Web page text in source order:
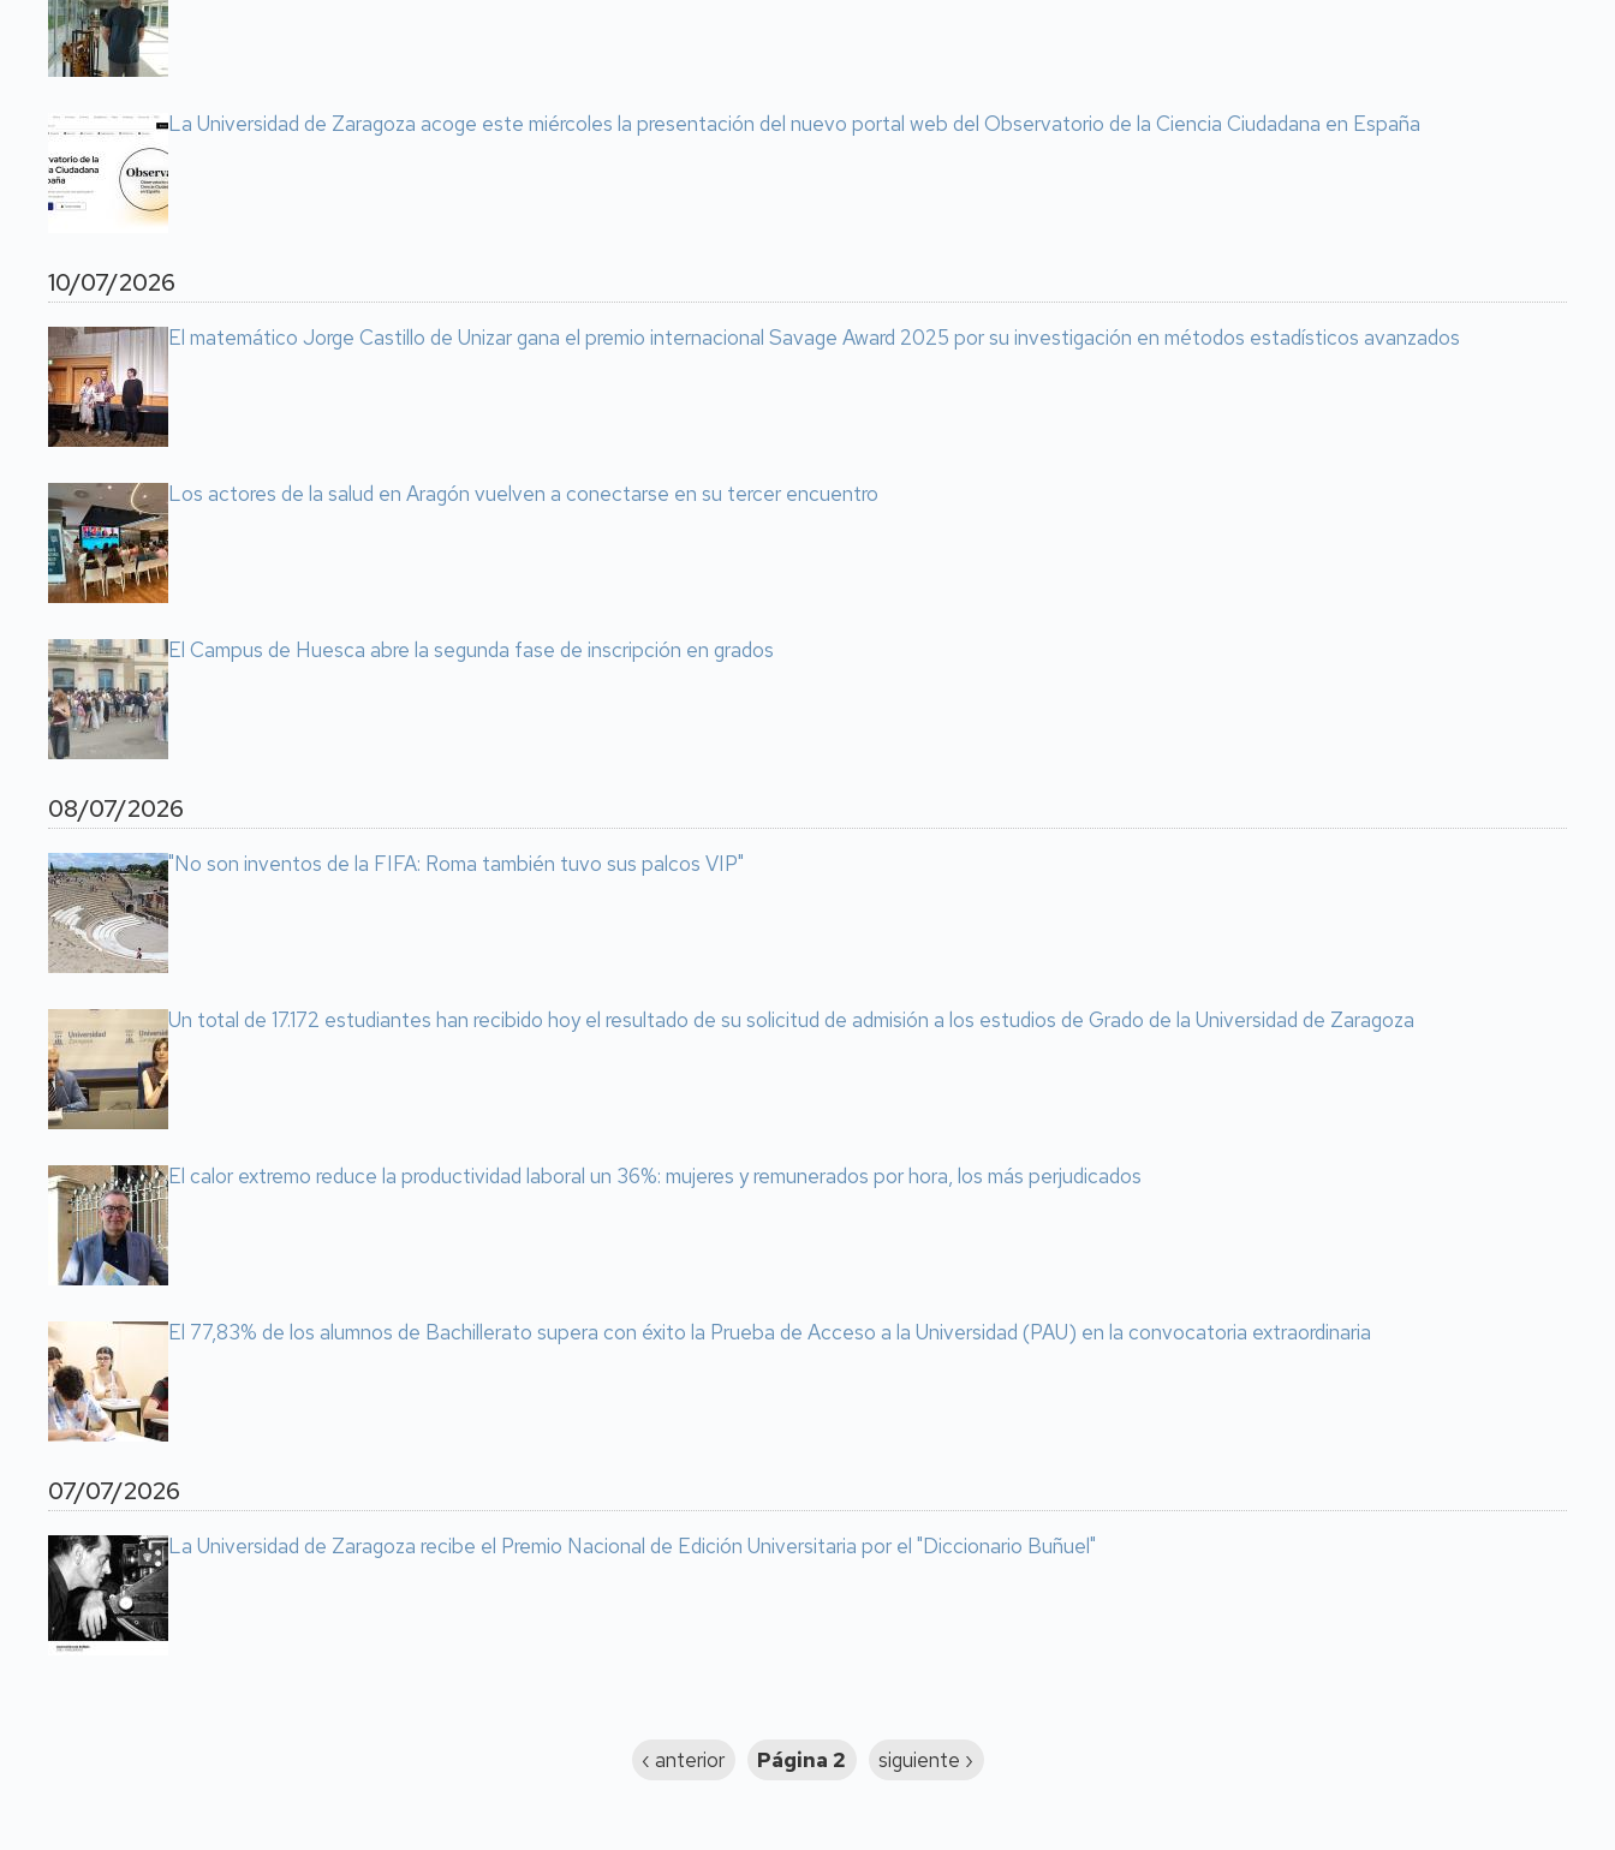
La Universidad de Zaragoza acoge este miércoles la presentación del nuevo portal web del Observatorio de la Ciencia Ciudadana en España
10/07/2026
El matemático Jorge Castillo de Unizar gana el premio internacional Savage Award 2025 por su investigación en métodos estadísticos avanzados
Los actores de la salud en Aragón vuelven a conectarse en su tercer encuentro
El Campus de Huesca abre la segunda fase de inscripción en grados
08/07/2026
"No son inventos de la FIFA: Roma también tuvo sus palcos VIP"
Un total de 17.172 estudiantes han recibido hoy el resultado de su solicitud de admisión a los estudios de Grado de la Universidad de Zaragoza
El calor extremo reduce la productividad laboral un 36%: mujeres y remunerados por hora, los más perjudicados
El 77,83% de los alumnos de Bachillerato supera con éxito la Prueba de Acceso a la Universidad (PAU) en la convocatoria extraordinaria
07/07/2026
La Universidad de Zaragoza recibe el Premio Nacional de Edición Universitaria por el "Diccionario Buñuel"
Página
‹ anterior Página 2
Siguiente
siguiente ›